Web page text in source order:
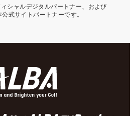
シャルデジタルパートナー、および
公式サイトパートナーです。